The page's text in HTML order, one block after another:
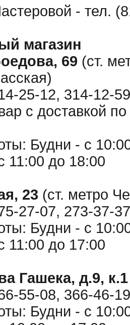
- тел.
магазин
69 (ст.
25-12, 314-12-
с доставкой
Будни - с
11:00 до 18:00
23 (ст. метро
27-07, 273-37-
Будни - с
11:00 до 17:00
Гашека, д.9, к.1
55-08, 366-46-
Будни - с